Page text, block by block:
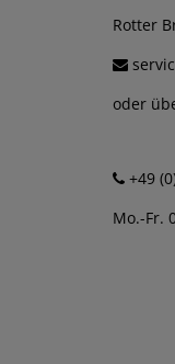
Rotter
oder
+49
Mo.-Fr.